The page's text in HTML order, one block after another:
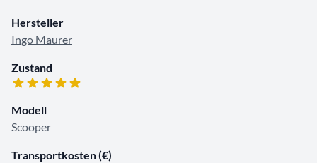
Hersteller
Ingo Maurer
Zustand
Modell
Scooper
Transportkosten (€)